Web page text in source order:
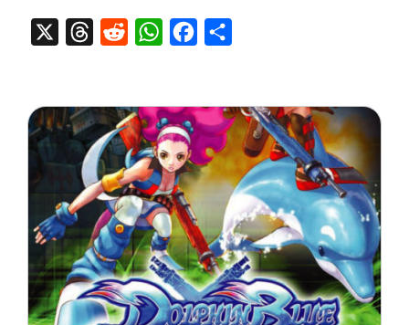
ThreadsRedditWhatsAppFacebook